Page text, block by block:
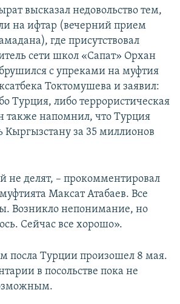
высказал недовольство тем,
на ифтар (вечерний прием
где присутствовал
сети школ «Сапат» Орхан
с упреками на муфтия
Токтомушева и заявил:
Турция, либо террористическая
также напомнил, что Турция
Кыргызстану за 35 миллионов
не делят, – прокомментировал
Максат Атабаев. Все
Возникло непонимание, но
Сейчас все хорошо».
посла Турции произошел 8 мая.
в посольстве пока не